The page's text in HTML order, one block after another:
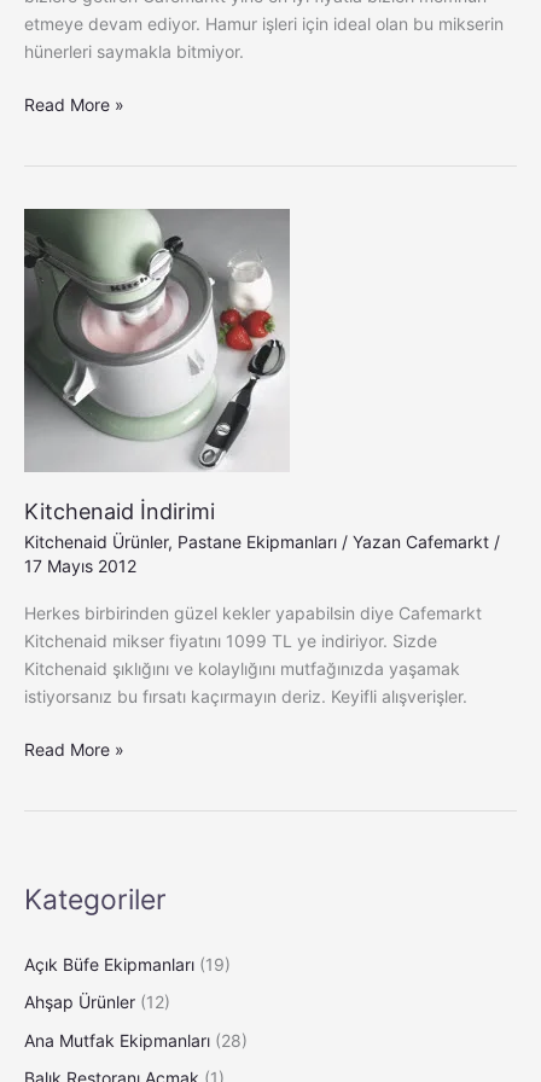
etmeye devam ediyor. Hamur işleri için ideal olan bu mikserin
hünerleri saymakla bitmiyor.
Read More »
Kitchenaid İndirimi
Kitchenaid Ürünler, Pastane Ekipmanları / Yazan Cafemarkt /
17 Mayıs 2012
Herkes birbirinden güzel kekler yapabilsin diye Cafemarkt
Kitchenaid mikser fiyatını 1099 TL ye indiriyor. Sizde
Kitchenaid şıklığını ve kolaylığını mutfağınızda yaşamak
istiyorsanız bu fırsatı kaçırmayın deriz. Keyifli alışverişler.
İndirimi
Read More »
Kategoriler
Açık Büfe Ekipmanları (19)
Ahşap Ürünler (12)
Ana Mutfak Ekipmanları (28)